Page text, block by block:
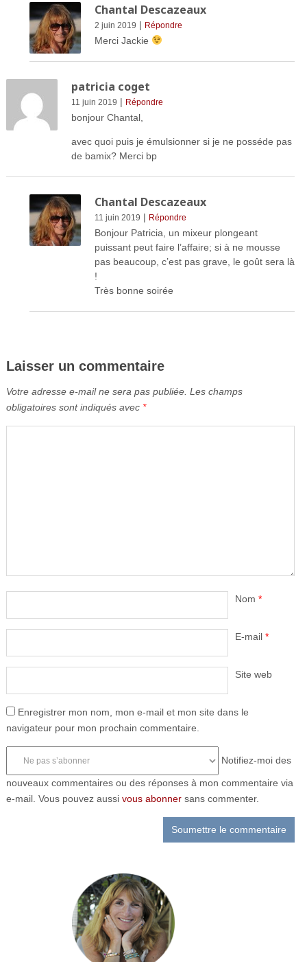
Chantal Descazeaux
2 juin 2019 | Répondre
Merci Jackie
patricia coget
11 juin 2019 | Répondre
bonjour Chantal,
avec quoi puis je émulsionner si je ne posséde pas
de bamix? Merci bp
Chantal Descazeaux
11 juin 2019 | Répondre
Bonjour Patricia, un mixeur plongeant
puissant peut faire l’affaire; si à ne mousse
pas beaucoup, c’est pas grave, le goût sera là
!
Très bonne soirée
Laisser un commentaire
Votre adresse e-mail ne sera pas publiée. Les champs
obligatoires sont indiqués avec *
Nom *
E-mail *
Site web
Enregistrer mon nom, mon e-mail et mon site dans le
navigateur pour mon prochain commentaire.
Notifiez-moi des
nouveaux commentaires ou des réponses à mon commentaire via
e-mail. Vous pouvez aussi vous abonnersans commenter.